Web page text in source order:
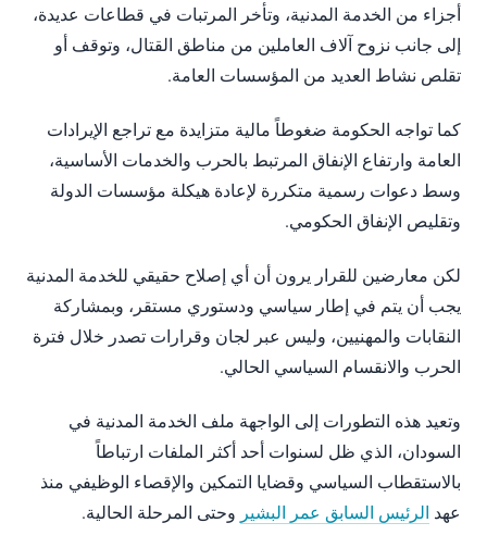
أجزاء من الخدمة المدنية، وتأخر المرتبات في قطاعات عديدة،
إلى جانب نزوح آلاف العاملين من مناطق القتال، وتوقف أو
تقلص نشاط العديد من المؤسسات العامة.
كما تواجه الحكومة ضغوطاً مالية متزايدة مع تراجع الإيرادات
العامة وارتفاع الإنفاق المرتبط بالحرب والخدمات الأساسية،
وسط دعوات رسمية متكررة لإعادة هيكلة مؤسسات الدولة
وتقليص الإنفاق الحكومي.
لكن معارضين للقرار يرون أن أي إصلاح حقيقي للخدمة المدنية
يجب أن يتم في إطار سياسي ودستوري مستقر، وبمشاركة
النقابات والمهنيين، وليس عبر لجان وقرارات تصدر خلال فترة
الحرب والانقسام السياسي الحالي.
وتعيد هذه التطورات إلى الواجهة ملف الخدمة المدنية في
السودان، الذي ظل لسنوات أحد أكثر الملفات ارتباطاً
بالاستقطاب السياسي وقضايا التمكين والإقصاء الوظيفي منذ
عهد الرئيس السابق عمر البشير وحتى المرحلة الحالية.